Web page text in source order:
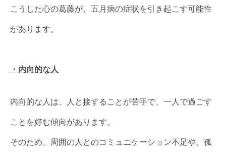
こうした心の葛藤が、五月病の症状を引き起こす可能性
があります。
・内向的な人
内向的な人は、人と接することが苦手で、一人で過ごす
ことを好む傾向があります。
そのため、周囲の人とのコミュニケーション不足や、孤